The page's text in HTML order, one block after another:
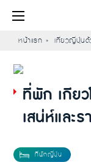
หน้าแรก เที่ยวญี่ปุ่นด้
ที่พัก เกีย
เสน่ห์และ